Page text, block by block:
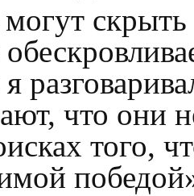
скрыть
что они
того,